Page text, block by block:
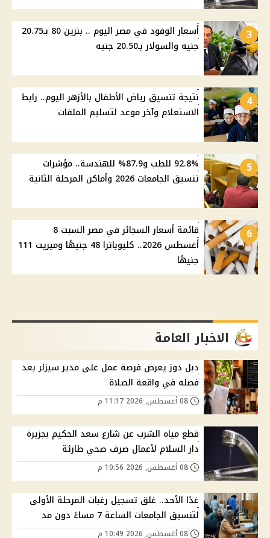
3
أسعار الوقود في مصر اليوم .. بنزين 80 بـ20.75
جنيه والسولار بـ20.50 جنيه
4
نتيجة تنسيق رياض الأطفال بالأزهر اليوم.. رابط
الاستعلام وآخر موعد لتسليم الملفات
5
92.8% للطب و87.9% للهندسة.. مؤشرات
تنسيق الجامعات 2026 وأماكن المرحلة الثانية
6
قائمة أسعار السجائر في مصر السبت 8
أغسطس 2026.. كليوباترا 48 جنيهًا وميريت 111
جنيهًا
الاخبار العامة
دبل دوز يعرض فرصة عمل على مدير سيزلر بعد
فصله في واقعة الصلاة
قطع مياه الشرب عن شارع سعد الحكيم بجزيرة
دار السلام لأعمال صرف صحي طارئة
غدًا الأحد.. غلق تسجيل رغبات المرحلة الأولى
لتنسيق الجامعات الساعة 7 مساءً دون مد